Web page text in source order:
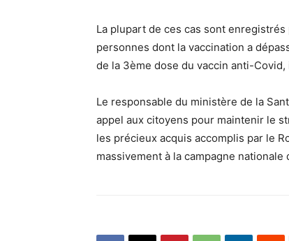
La plupart de ces cas sont
personnes dont la vaccination a
de la 3ème dose du vaccin anti-
Le responsable du ministère de la
appel aux citoyens pour maintenir le
les précieux acquis accomplis par le
massivement à la campagne nationale